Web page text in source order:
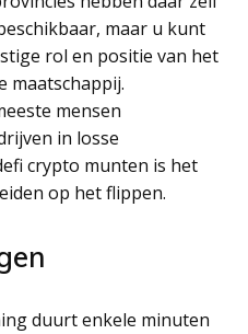
maar u kunt
rol en positie van het
maatschappij.
mensen
in losse
crypto munten is het
op het flippen.
duurt enkele minuten